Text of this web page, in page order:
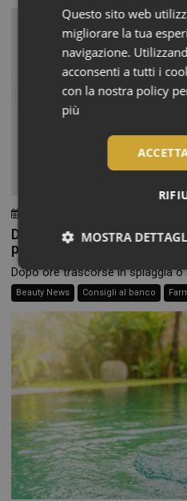
Doposole, il beauty ritual
pelle
Dopo ore trascorse in spiaggia o
Beauty News Consigli al banco
Questo sito web
migliorare la tua
navigazione.
acconsenti a tutti i
con la nostra policy
più
MOSTRA
I cookie necessari
sito web abilitandone
navigazione sulle pagine e
protette del sito. Il sito web
funzionare correttamente
NOME